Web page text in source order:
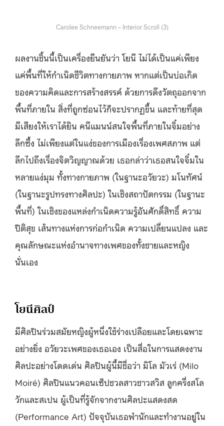
Carolee Schneemann – Interior Scroll (3)
ผลงานชิ้นนี้เป็นเครื่องยืนยันว่า โยนี ไม่ได้เป็นแค่เพียง
แค่พื้นที่ให้กำเนิดชีวิตทางกายภาพ หากแต่เป็นบ่อเกิด
ของความคิดและการสร้างสรรค์ ด้วยการดึงวัตถุออกจาก
พื้นที่ภายใน สิ่งที่ถูกซ่อนไว้ก็จะปรากฏขึ้น และท้ายที่สุด
มีเสียงให้เราได้ยิน คนีแมนน์สนใจพื้นที่ภายในจิ๋มอย่าง
ลึกซึ้ง ไม่เพียงแต่ในแง่ของการเมืองเรื่องเพศสภาพ แต่
ลึกไปถึงเรื่องจิตวิญญาณด้วย เธอกล่าว่าเธอสนใจจิ๋มใน
หลายแง่มุม ทั้งทางกายภาพ (ในฐานะอวัยวะ) มโนทัศน์
(ในฐานะรูปทรงทางศิลปะ) ในเชิงสถาปัตกรรม (ในฐานะ
พื้นที่) ในเชิงของแหล่งกำเนิดความรู้อันศักดิ์สิทธิ์ ความ
ปีติสุข เส้นทางแห่งการก่อกำเนิด ความเปลี่ยนแปลง และ
คุณลักษณะแห่งอำนาจทางเพศของทั้งชายและหญิง
นั่นเอง
โยนีศิลป์
มีศิลปินร่วมสมัยหญิงผู้หนึ่งใช้ร่างเปลือยและโดยเฉพาะ
อย่างยิ่ง อวัยวะเพศของเธอเอง เป็นสื่อในการแสดงงาน
ศิลปะอย่างโดดเด่น ศิลปินผู้นี้มีชื่อว่า มิโล มัวเร่ (Milo
Moiré) ศิลปินแนวคอนเซ็ปชวลสาวชาวสวิส ลูกครึ่งสโล
วักและสเปน ผู้เป็นที่รู้จักจากงานศิลปะแสดงสด
(Performance Art) ปัจจุบันเธอพำนักและทำงานอยู่ใน